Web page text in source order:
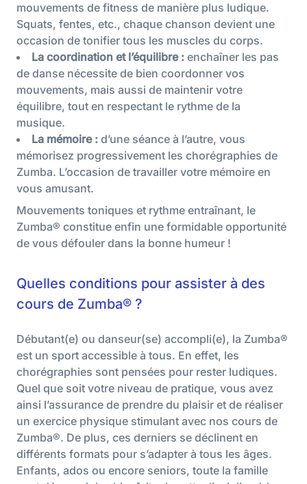
mouvements de fitness de manière plus ludique.
Squats, fentes, etc., chaque chanson devient une
occasion de tonifier tous les muscles du corps.
La coordination et l’équilibre : enchaîner les pas
de danse nécessite de bien coordonner vos
mouvements, mais aussi de maintenir votre
équilibre, tout en respectant le rythme de la
musique.
La mémoire : d’une séance à l’autre, vous
mémorisez progressivement les chorégraphies de
Zumba. L’occasion de travailler votre mémoire en
vous amusant.
Mouvements toniques et rythme entraînant, le
Zumba® constitue enfin une formidable opportunité
de vous défouler dans la bonne humeur !
Quelles conditions pour assister à des
cours de Zumba® ?
Débutant(e) ou danseur(se) accompli(e), la Zumba®
est un sport accessible à tous. En effet, les
chorégraphies sont pensées pour rester ludiques.
Quel que soit votre niveau de pratique, vous avez
ainsi l’assurance de prendre du plaisir et de réaliser
un exercice physique stimulant avec nos cours de
Zumba®. De plus, ces derniers se déclinent en
différents formats pour s’adapter à tous les âges.
Enfants, ados ou encore seniors, toute la famille